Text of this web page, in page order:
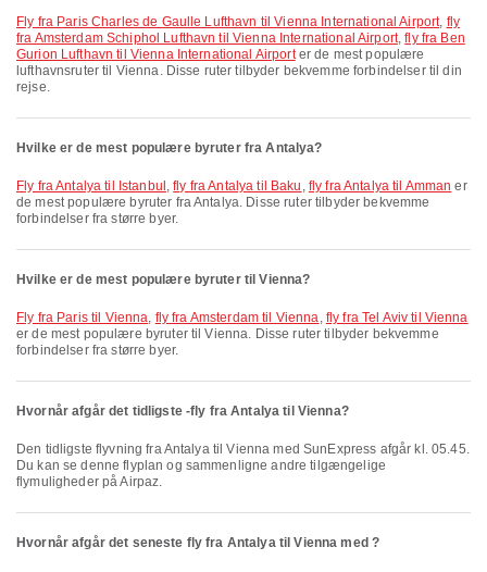
fly fra Paris Charles de Gaulle Lufthavn til Vienna International Airport, fly
fra Amsterdam Schiphol Lufthavn til Vienna International Airport,fly fra Ben
Gurion Lufthavn til Vienna International Airporter de mest populære
lufthavnsruter til Vienna. Disse ruter tilbyder bekvemme forbindelser til din
rejse.
Hvilke er de mest populære byruter fra Antalya?
fly fra Antalya til Istanbul ,fly fra Antalya til Baku , fly fra Antalya til Amman er
de mest populære byruter fra Antalya. Disse ruter tilbyder bekvemme
forbindelser fra større byer.
Hvilke er de mest populære byruter til Vienna?
fly fra Paris til Vienna, fly fra Amsterdam til Vienna, fly fra Tel Aviv til Vienna
er de mest populære byruter til Vienna. Disse ruter tilbyder bekvemme
forbindelser fra større byer.
Hvornår afgår det tidligste -fly fra Antalya til Vienna?
Den tidligste flyvning fra Antalya til Vienna med SunExpress afgår kl. 05.45.
Du kan se denne flyplan og sammenligne andre tilgængelige
flymuligheder på Airpaz.
Hvornår afgår det seneste fly fra Antalya til Vienna med ?